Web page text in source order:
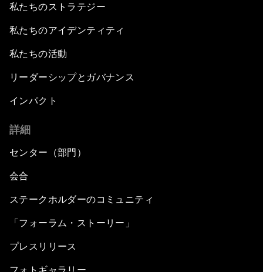
私たちのストラテジー
私たちのアイデンティティ
私たちの活動
リーダーシップとガバナンス
インパクト
詳細
センター（部門）
会合
ステークホルダーのコミュニティ
「フォーラム・ストーリー」
プレスリリース